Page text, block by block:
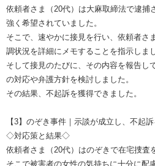
依頼者さま（20代）は大麻取締法で逮捕
強く希望されていました。
そこで、速やかに接見を行い、依頼者さ
調状況を詳細にメモすることを指示しまし
そして接見のたびに、その内容を報告し
の対応や弁護方針を検討しました。
その結果、不起訴を獲得できました。
【3】のぞき事件｜示談が成立し、不起訴
◇対応策と結果◇
依頼者さま（20代）はのぞきで在宅捜査
そこで被害者の女性の気持ちに十分に配